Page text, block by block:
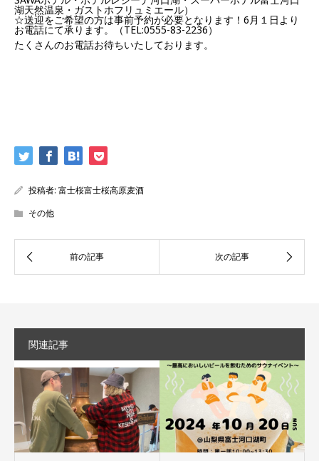
湖天然温泉・ガストホフリュミエール）
☆送迎をご希望の方は事前予約が必要となります！6月１日より
お電話にて承ります。（TEL:0555-83-2236）
たくさんのお電話お待ちいたしております。
投稿者: 富士桜富士桜高原麦酒
その他
関連記事